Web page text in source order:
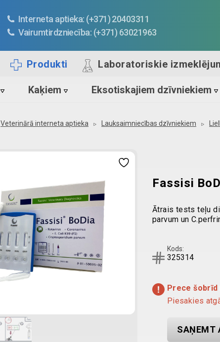
Interneta aptieka: (+371) 20403311
Vairumtirdzniecība: (+371) 63021963
Produkti Laboratoriskie
Kaķiem Eksotiskajiem dzīvniekiem
Veterinārā interneta aptieka Lauksaimniecības dzīvniekiem
Fassisi
Ātrais tests teļu
parvum un
Kods:
325314
Prece šobrīd
Piesakies
SAŅEMT